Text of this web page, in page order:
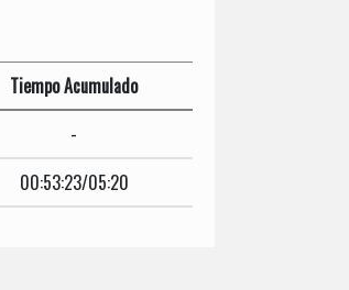
Tiempo Acumulado
-
00:53:23/05:20